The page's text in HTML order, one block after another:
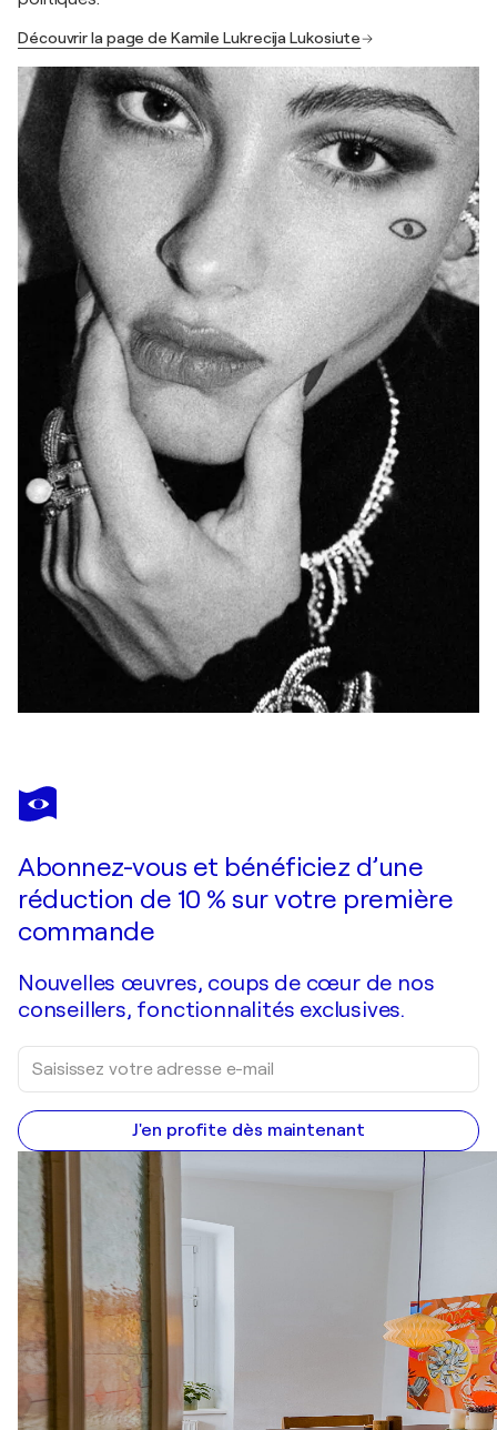
Découvrir la page de Kamile Lukrecija Lukosiute
Abonnez-vous et bénéficiez d’une
réduction de 10 % sur votre première
commande
Nouvelles œuvres, coups de cœur de nos
conseillers, fonctionnalités exclusives.
J'en profite dès maintenant